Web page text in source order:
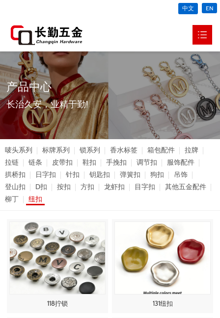
中文 EN
网站首页
关于我们 
产品中心 
新闻动态 
生产车间
视频中心
联系我们 
产品中心
长治久安，业精于勤!
唛头系列 标牌系列 锁系列 香水标签 箱包配件
拉牌
拉链
链条 皮带扣 鞋扣 手挽扣 调节扣
服饰配件
拱桥扣
日字扣 针扣 钥匙扣 弹簧扣 狗扣
吊饰
登山扣
D扣 按扣 方扣 龙虾扣 目字扣
其他五金配件
柳丁
纽扣
118拧锁 131纽扣